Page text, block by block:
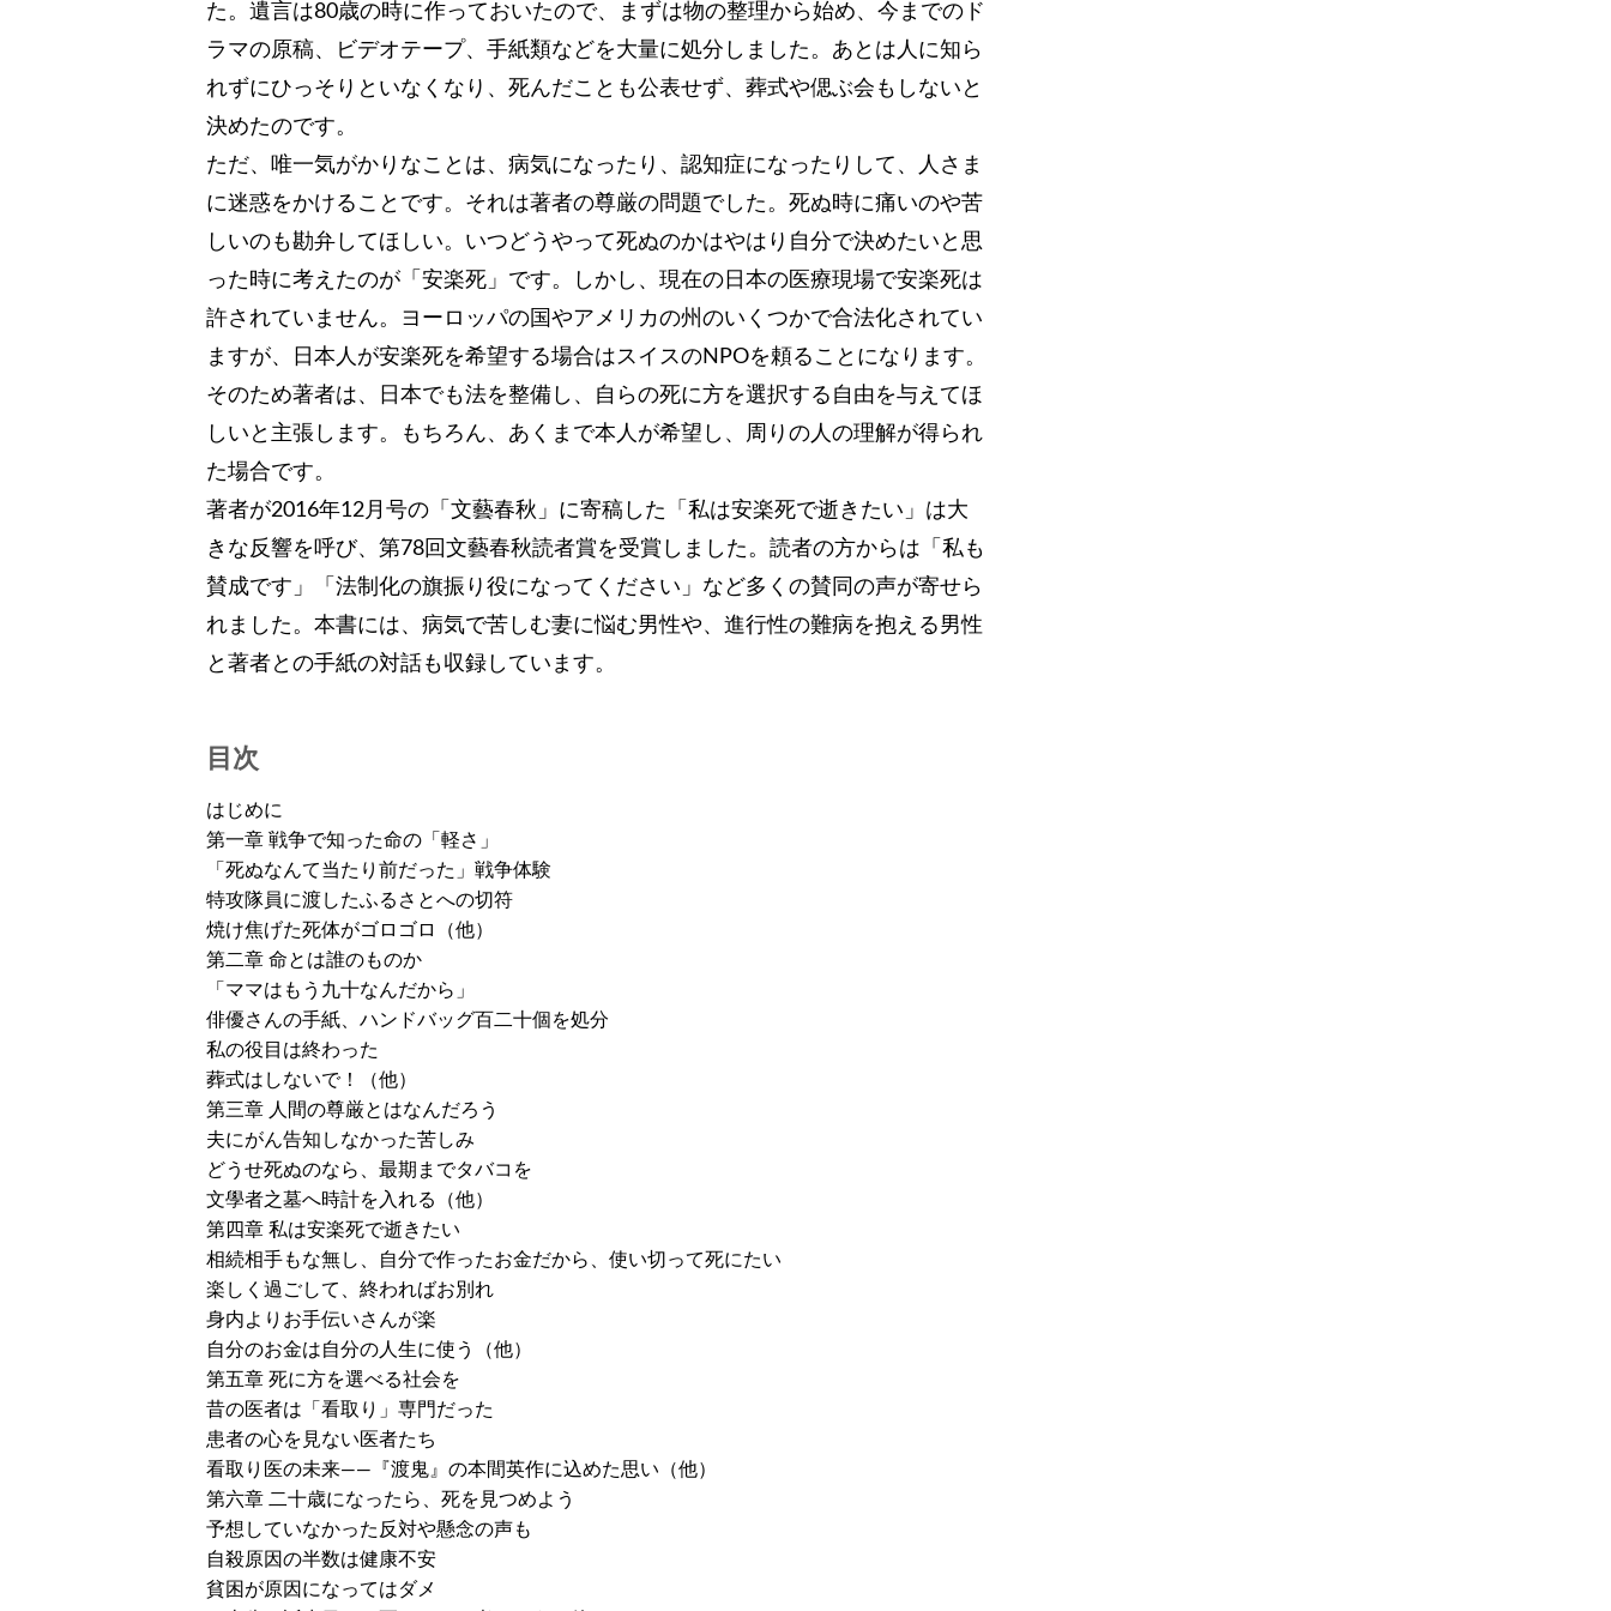
た。遺言は80歳の時に作っておいたので、まずは物の整理から始め、今までのド
ラマの原稿、ビデオテープ、手紙類などを大量に処分しました。あとは人に知ら
れずにひっそりといなくなり、死んだことも公表せず、葬式や偲ぶ会もしないと
決めたのです。
ただ、唯一気がかりなことは、病気になったり、認知症になったりして、人さま
に迷惑をかけることです。それは著者の尊厳の問題でした。死ぬ時に痛いのや苦
しいのも勘弁してほしい。いつどうやって死ぬのかはやはり自分で決めたいと思
った時に考えたのが「安楽死」です。しかし、現在の日本の医療現場で安楽死は
許されていません。ヨーロッパの国やアメリカの州のいくつかで合法化されてい
ますが、日本人が安楽死を希望する場合はスイスのNPOを頼ることになります。
そのため著者は、日本でも法を整備し、自らの死に方を選択する自由を与えてほ
しいと主張します。もちろん、あくまで本人が希望し、周りの人の理解が得られ
た場合です。
著者が2016年12月号の「文藝春秋」に寄稿した「私は安楽死で逝きたい」は大
きな反響を呼び、第78回文藝春秋読者賞を受賞しました。読者の方からは「私も
賛成です」「法制化の旗振り役になってください」など多くの賛同の声が寄せら
れました。本書には、病気で苦しむ妻に悩む男性や、進行性の難病を抱える男性
と著者との手紙の対話も収録しています。
目次
はじめに
第一章 戦争で知った命の「軽さ」
「死ぬなんて当たり前だった」戦争体験
特攻隊員に渡したふるさとへの切符
焼け焦げた死体がゴロゴロ（他）
第二章 命とは誰のものか
「ママはもう九十なんだから」
俳優さんの手紙、ハンドバッグ百二十個を処分
私の役目は終わった
葬式はしないで！（他）
第三章 人間の尊厳とはなんだろう
夫にがん告知しなかった苦しみ
どうせ死ぬのなら、最期までタバコを
文學者之墓へ時計を入れる（他）
第四章 私は安楽死で逝きたい
相続相手もな無し、自分で作ったお金だから、使い切って死にたい
楽しく過ごして、終わればお別れ
身内よりお手伝いさんが楽
自分のお金は自分の人生に使う（他）
第五章 死に方を選べる社会を
昔の医者は「看取り」専門だった
患者の心を見ない医者たち
看取り医の未来――『渡鬼』の本間英作に込めた思い（他）
第六章 二十歳になったら、死を見つめよう
予想していなかった反対や懸念の声も
自殺原因の半数は健康不安
貧困が原因になってはダメ